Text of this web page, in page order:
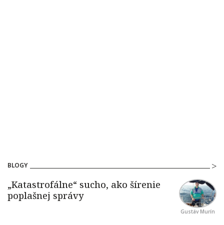
BLOGY
Gustáv Murín